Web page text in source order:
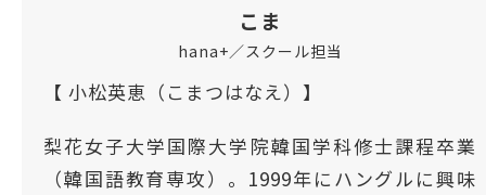
こま
hana+／スクール担当
【 小松英恵（こまつはなえ）】
梨花女子大学国際大学院韓国学科修士課程卒業
（韓国語教育専攻）。1999年にハングルに興味